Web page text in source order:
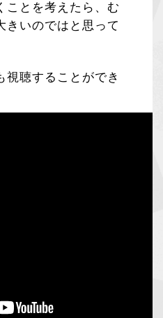
ことを考えたら、む
きいのではと思って
聴することができ